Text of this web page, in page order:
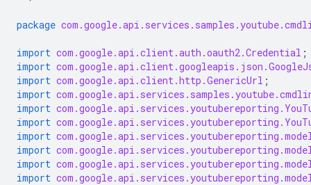
package
import com.google.api.client.auth.oauth2.Credential ;
import
import com.google.api.client.http.GenericUrl ;
import
import
import
import
import
import
import